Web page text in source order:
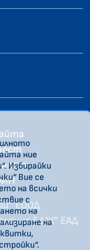
ЕООД
БДЖ” ЕАД
ние
Избирайки
Вие се
на всички
с
на
на